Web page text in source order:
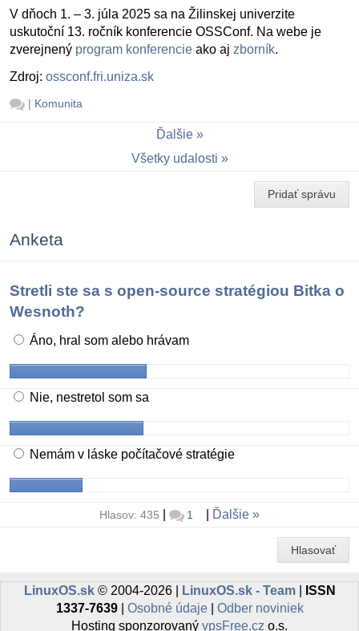
V dňoch 1. – 3. júla 2025 sa na Žilinskej univerzite
uskutoční 13. ročník konferencie OSSConf. Na webe je
zverejnený program konferencie ako aj zborník.
Zdroj: ossconf.fri.uniza.sk
| Komunita
Ďalšie
Všetky udalosti
Pridať správu
Anketa
Stretli ste sa s open-source stratégiou Bitka o
Wesnoth?
Áno, hral som alebo hrávam
Nie, nestretol som sa
Nemám v láske počítačové stratégie
Hlasov: 435 1 Ďalšie
Hlasovať
LinuxOS.sk© 2004-2026 | LinuxOS.sk - Team|
ISSN
1337-7639| Osobné údaje| Odber noviniek
Hosting sponzorovaný vpsFree.cz o.s.